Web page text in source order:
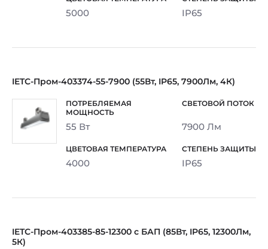
5000 IP65
IETC-Пром-403374-55-7900 (55Вт, IP65, 7900Лм, 4К)
55 Вт 7900 Лм
4000 IP65
IETC-Пром-403385-85-12300 с БАП (85Вт, IP65, 12300Лм,
5К)